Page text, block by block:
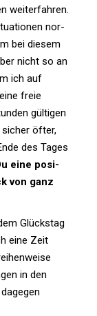
wei­ter­fahren.
nor­
bei diesem
nicht so an
ich auf
freie
gül­tigen
sicher öfter,
des Tages
eine posi­
von ganz
Glückstag
eine Zeit
in den